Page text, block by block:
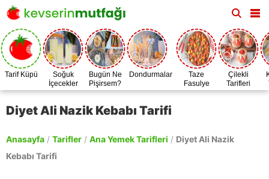
Tarif Küpü
Soğuk
İçecekler
Bugün Ne
Pişirsem?
Dondurmalar
Taze
Fasulye
Zamanı
Çilekli
Tarifleri
Diyet Ali Nazik Kebabı Tarifi
Anasayfa / Tarifler / Ana Yemek Tarifleri / Diyet Ali Nazik
Kebabı Tarifi